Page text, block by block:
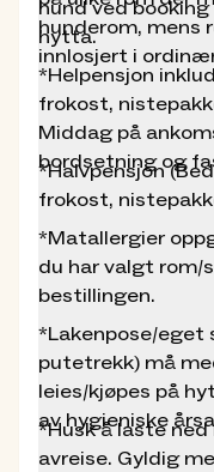
inntil 1
disponere
på følgende vis:
å oppgi en ekstra
oppgir at de
priskategori
480,- eller ikke
"personen". Om
andre personer
utkjøpte)
*
Husk og laste ned
avreise. Gyldig
ved innsjekk hvis
medlemspris.
hunderom, mens
innlosjert i
hund ved
hytta.
*Helpensjon
frokost,
Middag på
bordsetning og
*Halvpensjon
frokost,
*Matallergier
du har valgt rom/
bestillingen.
*Lakenpose/eget
putetrekk) må
leies/kjøpes på
av hygieniske
*Husk å laste
avreise. Gyldig